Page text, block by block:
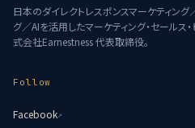
日本のダイレクトレスポンスマーケティング
グ／AIを活用したマーケティング・セールス
式会社Earnestness 代表取締役。
Follow
Facebook↗